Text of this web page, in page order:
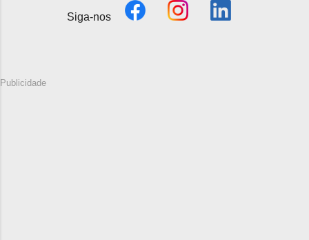
Siga-nos
Publicidade